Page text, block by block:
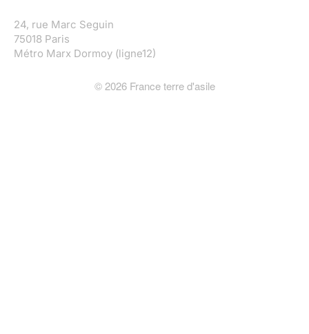
24, rue Marc Seguin
75018 Paris
Métro Marx Dormoy (ligne12)
© 2026France terre d'asile